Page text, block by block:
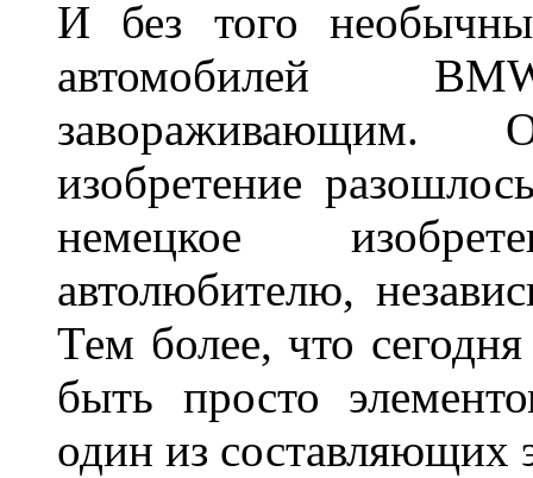
И без того
автомобилей
завораживающим.
изобретение
немецкое
автолюбителю,
Тем более, что сегодня
быть просто
один из